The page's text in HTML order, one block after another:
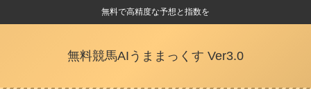
無料で高精度な予想と指数を
無料競馬AIうままっくす Ver3.0